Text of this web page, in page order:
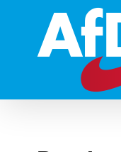
springen